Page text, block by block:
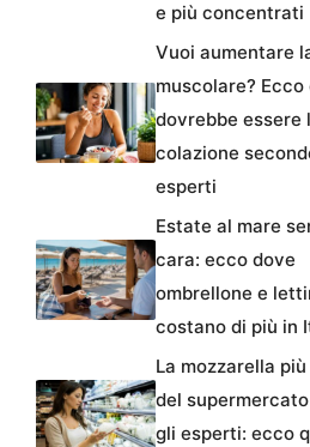
e più concentrati
Vuoi aumentare
muscolare? Ecco
dovrebbe essere
colazione
esperti
Estate al mare
cara: ecco dove
ombrellone e
costano di più in
La mozzarella
del
gli esperti: ecco